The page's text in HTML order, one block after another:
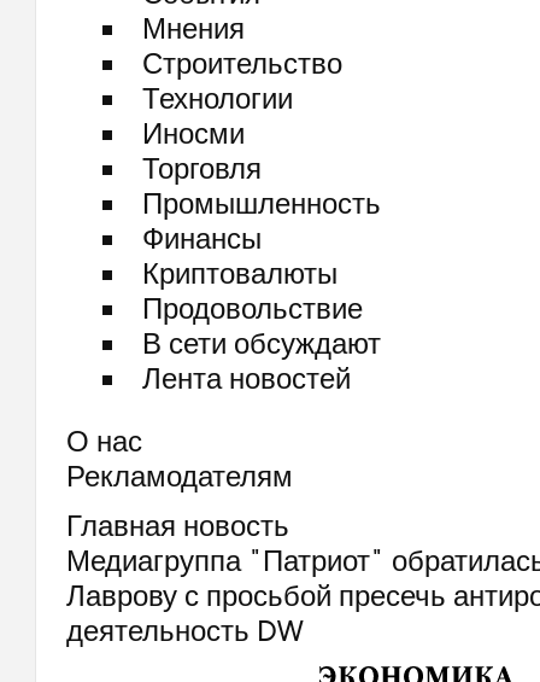
Мнения
Строительство
Технологии
Иносми
Торговля
Промышленность
Финансы
Криптовалюты
Продовольствие
В сети обсуждают
Лента новостей
О нас
Рекламодателям
Главная новость
Медиагруппа "Патриот"
Лаврову с просьбой пресечь
деятельность DW